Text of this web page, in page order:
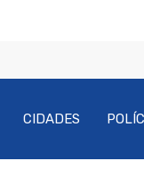
CIDADES